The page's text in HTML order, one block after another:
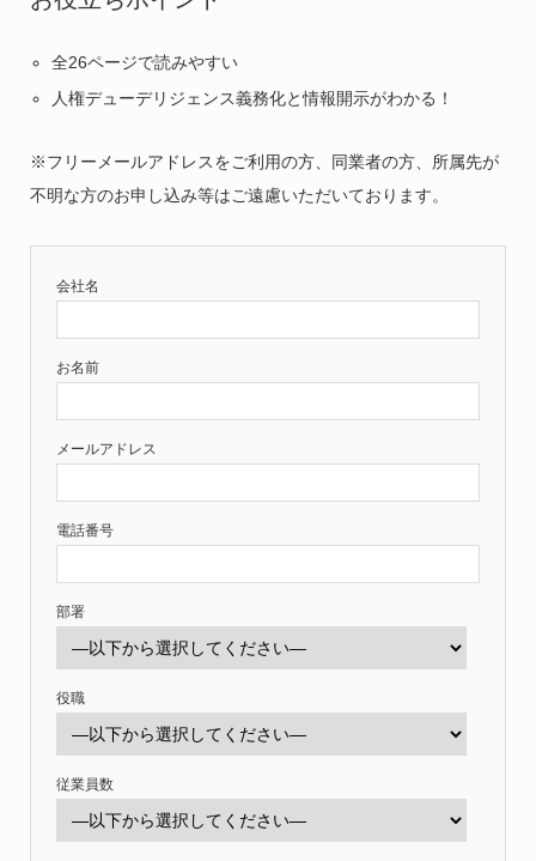
全26ページで読みやすい
人権デューデリジェンス義務化と情報開示がわかる！
※フリーメールアドレスをご利用の方、同業者の方、所属先が
不明な方のお申し込み等はご遠慮いただいております。
会社名
お名前
メールアドレス
電話番号
部署
役職
従業員数